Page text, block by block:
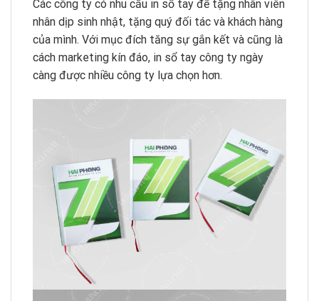
Các công ty có nhu cầu in sổ tay để tặng nhân viên
nhân dịp sinh nhật, tặng quý đối tác và khách hàng
của mình. Với mục đích tăng sự gắn kết và cũng là
cách marketing kín đáo, in sổ tay công ty ngày
càng được nhiều công ty lựa chọn hơn.